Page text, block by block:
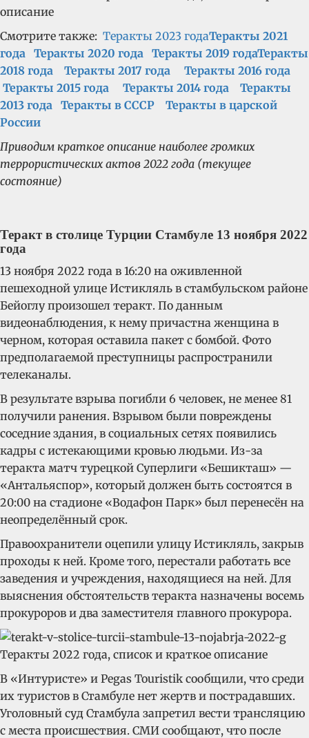
Смотрите также: Теракты 2023 годаТеракты 2021
года Теракты 2020 года Теракты 2019 годаТеракты
2018 года
Теракты 2017 года
Теракты 2016 года
Теракты 2015 года
Теракты 2014 года
Теракты
2013 года Теракты в СССР
Теракты в царской
России
Приводим краткое описание наиболее громких
террористических актов 2022 года (текущее
состояние)
Теракт в столице Турции Стамбуле 13 ноября 2022
года
13 ноября 2022 года в 16:20 на оживленной
пешеходной улице Истикляль в стамбульском районе
Бейоглу произошел теракт. По данным
видеонаблюдения, к нему причастна женщина в
черном, которая оставила пакет с бомбой. Фото
предполагаемой преступницы распространили
телеканалы.
В результате взрыва погибли 6 человек, не менее 81
получили ранения. Взрывом были повреждены
соседние здания, в социальных сетях появились
кадры с истекающими кровью людьми. Из-за
теракта матч турецкой Суперлиги «Бешикташ» —
«Антальяспор», который должен быть состоятся в
20:00 на стадионе «Водафон Парк» был перенесён на
неопределённый срок.
Правоохранители оцепили улицу Истикляль, закрыв
проходы к ней. Кроме того, перестали работать все
заведения и учреждения, находящиеся на ней. Для
выяснения обстоятельств теракта назначены восемь
прокуроров и два заместителя главного прокурора.
В «Интуристе» и Pegas Touristik сообщили, что среди
их туристов в Стамбуле нет жертв и пострадавших.
Уголовный суд Стамбула запретил вести трансляцию
с места происшествия. СМИ сообщают, что после